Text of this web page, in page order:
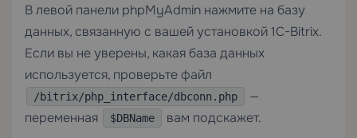
В левой панели phpMyAdmin нажмите на базу
данных, связанную с вашей установкой 1C-Bitrix.
Если вы не уверены, какая база данных
используется, проверьте файл
/bitrix/php_interface/dbconn.php
—
переменная
$DBName вам подскажет.